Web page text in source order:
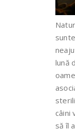
lună
câini
să îl